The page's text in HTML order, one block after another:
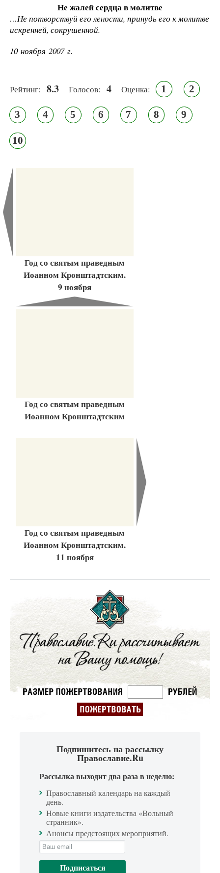
Не жалей сердца в молитве
…Не потворствуй его лености, принудь его к молитве
искренней, сокрушенной.
10 ноября 2007 г.
Рейтинг: 8.3 Голосов: 4 Оценка: 1 2
3 4 5 6 7 8 9
10
Год со святым праведным
Иоанном Кронштадтским.
9 ноября
Год со святым праведным
Иоанном Кронштадтским
Год со святым праведным
Иоанном Кронштадтским.
11 ноября
Подпишитесь на рассылку
Православие.Ru
Рассылка выходит два раза в неделю:
Православный календарь на каждый
день.
Новые книги издательства «Вольный
странник».
Анонсы предстоящих мероприятий.